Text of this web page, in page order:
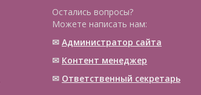
Остались вопросы?
Можете написать нам:
✉ Администратор сайта
✉ Контент менеджер
✉ Ответственный cекретарь